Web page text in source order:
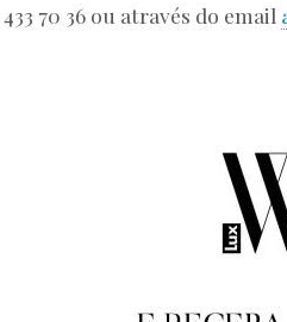
433 70 36 ou através do email